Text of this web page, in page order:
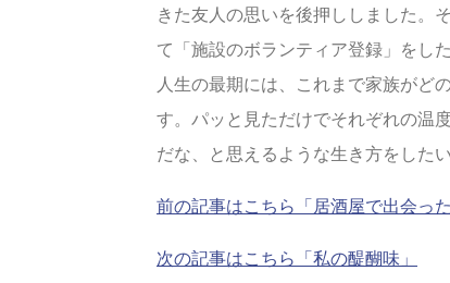
きた友人の思いを後押ししました。
て「施設のボランティア登録」をした
人生の最期には、これまで家族がど
す。パッと見ただけでそれぞれの温
だな、と思えるような生き方をしたい
前の記事はこちら「居酒屋で出会っ
次の記事はこちら「私の醍醐味」